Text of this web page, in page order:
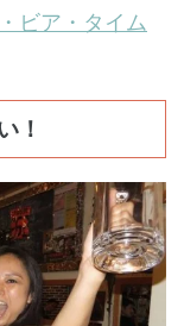
ビア・タイム
！